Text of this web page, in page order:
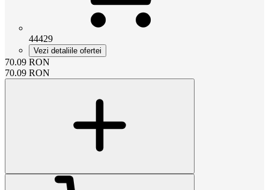
44429
Vezi detaliile ofertei
70.09 RON
70.09 RON